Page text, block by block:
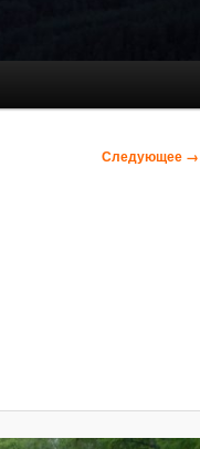
Следующее →